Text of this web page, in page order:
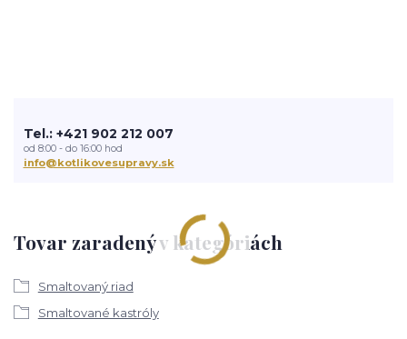
Tovar zaradený v kategóriách
Smaltovaný riad
Smaltované kastróly
Tel.: +421 902 212 007
od 8:00 - do 16:00 hod
info@kotlikovesupravy.sk